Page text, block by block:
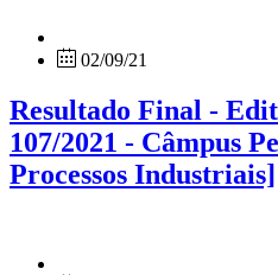
02/09/21
Resultado Final -
107/2021 - Câmpus
Processos Industriais]